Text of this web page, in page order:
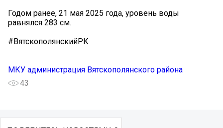
Годом ранее, 21 мая 2025 года, уровень воды
равнялся 283 см.
#ВятскополянскийРК
МКУ администрация Вятскополянского района
43